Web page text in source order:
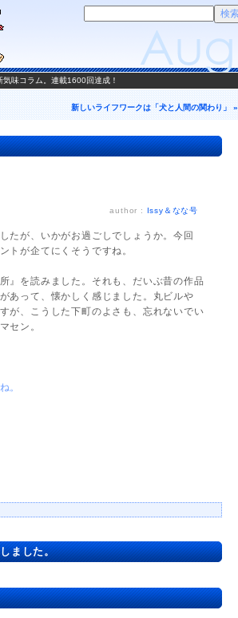
味コラム。連載1600回達成！
新しいライフワークは「犬と人間の関わり」 »
author : Issy＆なな号
たが、いかがお過ごしでしょうか。今回
トが企てにくそうですね。
』を読みました。それも、だいぶ昔の作品
あって、懐かしく感じました。丸ビルや
が、こうした下町のよさも、忘れないでい
セン。
。
ました。